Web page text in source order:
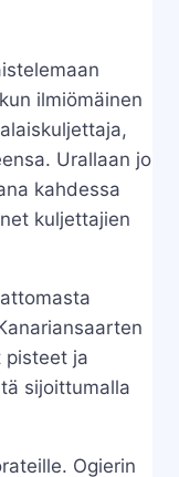
ilmiömäinen
Urallaan jo
kahdessa
kuljettajien
pisteet ja
sijoittumalla
Ogierin